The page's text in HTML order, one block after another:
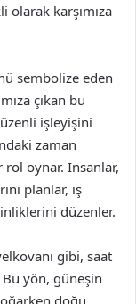
olarak karşımıza
sembolize eden
çıkan bu
işleyişini
zaman
oynar. İnsanlar,
planlar, iş
düzenler.
gibi, saat
yön, güneşin
doğu